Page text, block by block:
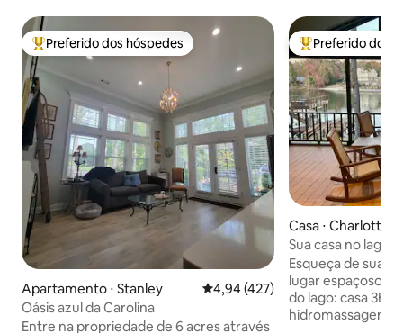
Entre os melhores preferidos dos hóspedes
Preferido dos hóspedes
Apartamento ⋅ Stanley 4,94 de uma avaliação média de
4,94 (427)
Oásis azul da Carolina
Entre na propriedade de 6 acres através
Entre os
Preferido dos
Casa ⋅ Charlotte
Sua casa no lago
Esqueça de suas
lugar espaçoso e
do lago: casa
hidromassagem,